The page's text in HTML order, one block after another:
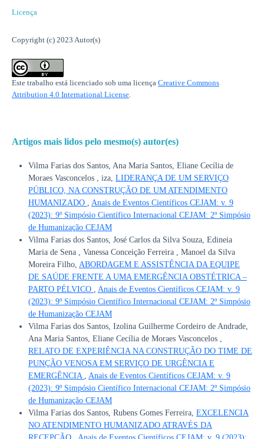
Licença
Copyright (c) 2023 Autor(s)
Este trabalho está licenciado sob uma licença Creative Commons
Attribution 4.0 International License.
Artigos mais lidos pelo mesmo(s) autor(es)
Vilma Farias dos Santos, Ana Maria Santos, Eliane Cecília de
Moraes Vasconcelos , iza, LIDERANÇA DE UM SERVIÇO
PÚBLICO, NA CONSTRUÇÃO DE UM ATENDIMENTO
HUMANIZADO
Anais de Eventos Científicos CEJAM: v. 9
(2023): 9º Simpósio Científico Internacional CEJAM: 2º Simpósio
de Humanização CEJAM
Vilma Farias dos Santos, José Carlos da Silva Souza, Edineia
Maria de Sena , Vanessa Conceição Ferreira , Manoel da Silva
Moreira Filho, ABORDAGEM E ASSISTÊNCIA DA EQUIPE
DE SAÚDE FRENTE A UMA EMERGÊNCIA OBSTÉTRICA –
PARTO PÉLVICO
Anais de Eventos Científicos CEJAM: v. 9
(2023): 9º Simpósio Científico Internacional CEJAM: 2º Simpósio
de Humanização CEJAM
Vilma Farias dos Santos, Izolina Guilherme Cordeiro de Andrade,
Ana Maria Santos, Eliane Cecília de Moraes Vasconcelos ,
RELATO DE EXPERIÊNCIA NA CONSTRUÇÃO DO TIME DE
PUNÇÃO VENOSA EM SERVIÇO DE URGÊNCIA E
EMERGÊNCIA
Anais de Eventos Científicos CEJAM: v. 9
(2023): 9º Simpósio Científico Internacional CEJAM: 2º Simpósio
de Humanização CEJAM
Vilma Farias dos Santos, Rubens Gomes Ferreira, EXCELENCIA
NO ATENDIMENTO HUMANIZADO ATRAVÉS DA